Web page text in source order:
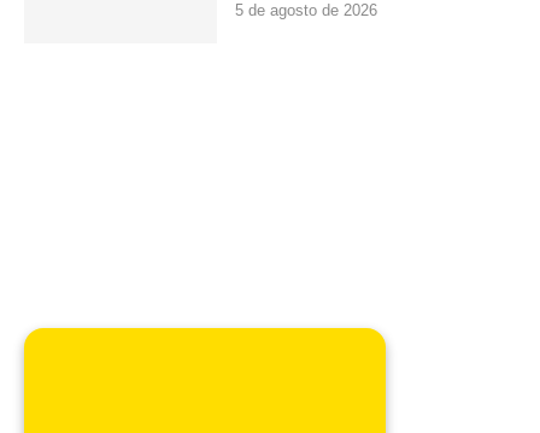
5 de agosto de 2026